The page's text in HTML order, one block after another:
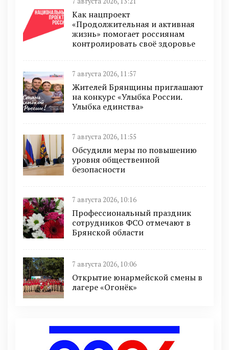
Как нацпроект
«Продолжительная и активная
жизнь» помогает россиянам
контролировать своё здоровье
7 августа 2026, 11:57
Жителей Брянщины приглашают
на конкурс «Улыбка России.
Улыбка единства»
7 августа 2026, 11:55
Обсудили меры по повышению
уровня общественной
безопасности
7 августа 2026, 10:16
Профессиональный праздник
сотрудников ФСО отмечают в
Брянской области
7 августа 2026, 10:06
Открытие юнармейской смены в
лагере «Огонёк»